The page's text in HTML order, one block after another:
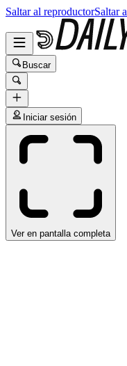
Saltar al reproductorSaltar
Buscar
Iniciar sesión
Ver en pantalla completa